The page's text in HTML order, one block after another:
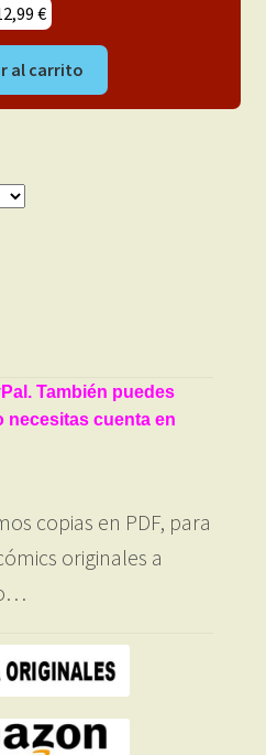
€
al carrito
También puedes
necesitas cuenta en
copias en PDF, para
originales a